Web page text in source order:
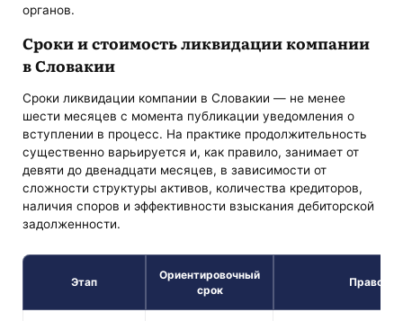
органов.
Сроки и стоимость ликвидации компании
в Словакии
Сроки ликвидации компании в Словакии — не менее
шести месяцев с момента публикации уведомления о
вступлении в процесс. На практике продолжительность
существенно варьируется и, как правило, занимает от
девяти до двенадцати месяцев, в зависимости от
сложности структуры активов, количества кредиторов,
наличия споров и эффективности взыскания дебиторской
задолженности.
Этап
Ориентировочный
срок